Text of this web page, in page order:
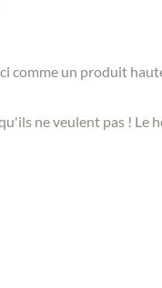
comme un produit
ne veulent pas ! Le